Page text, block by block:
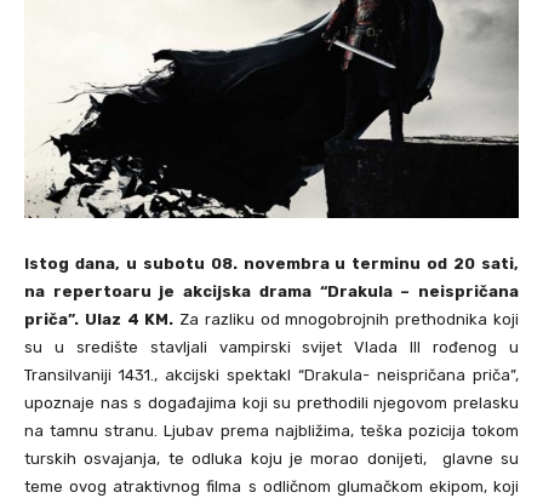
Istog dana, u subotu 08. novembra u terminu od 20 sati,
na repertoaru je akcijska drama “Drakula – neispričana
priča”. Ulaz 4 KM. Za razliku od mnogobrojnih prethodnika koji
su u središte stavljali vampirski svijet Vlada III rođenog u
Transilvaniji 1431., akcijski spektakl “Drakula- neispričana priča”,
upoznaje nas s događajima koji su prethodili njegovom prelasku
na tamnu stranu. Ljubav prema najbližima, teška pozicija tokom
turskih osvajanja, te odluka koju je morao donijeti, glavne su
teme ovog atraktivnog filma s odličnom glumačkom ekipom, koji